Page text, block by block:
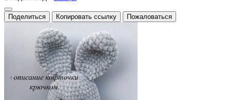
Бу»
Поделиться Копировать ссылку Пожаловаться